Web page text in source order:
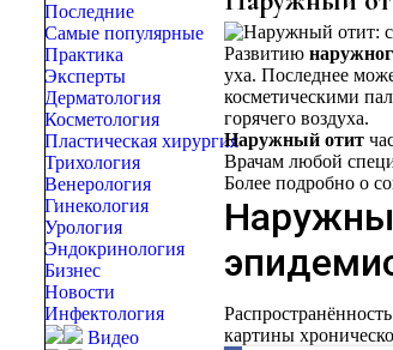
Последние
Самые популярные
Практика
Эксперты
Дерматология
Косметология
Пластическая хирургия
Трихология
Венерология
Гинекология
Урология
Эндокринология
Бизнес
Новости
Инфектология
Видео
Развитию
уха. Последнее
косметическими
горячего воздуха.
Наружный отит
Врачам любой
Более подробно о
картины